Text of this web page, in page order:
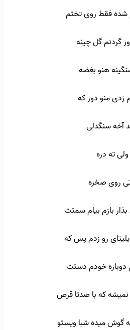
شده فقط روی تختم
گردنم گل چینه
هنو بغضه
زدی منو دور که
آخه سنگدلی
ولی ته دره
روی صخره
بذار بازم بیام سمتت
رو زدم پس که
دوباره خودم دستت
نمیشه که با صدتا قرص
گوش میده شبا ویستو